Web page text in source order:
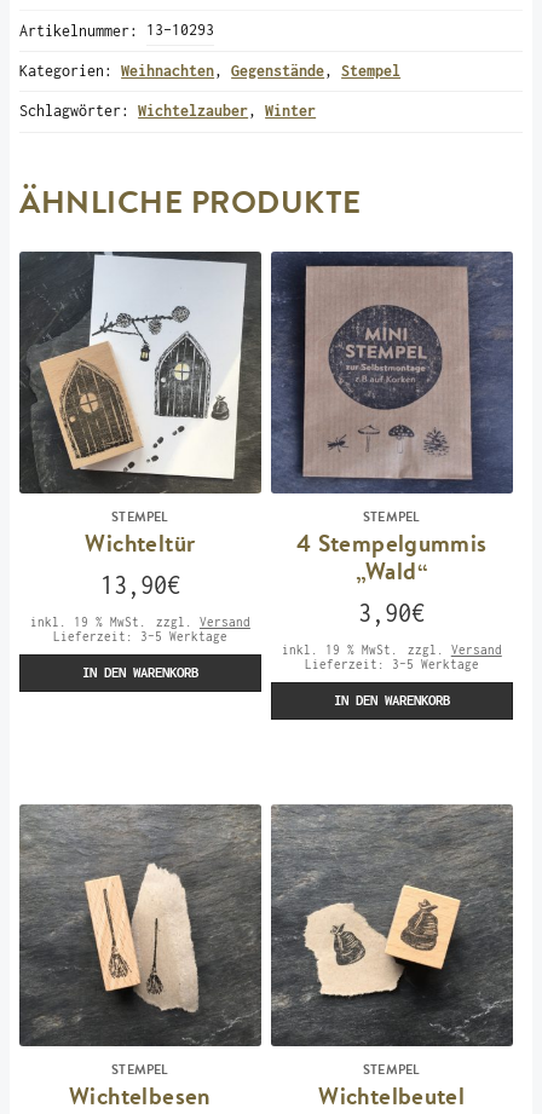
Artikelnummer: 13-10293
Kategorien:Weihnachten,Gegenstände,Stempel
Schlagwörter:Wichtelzauber,Winter
ÄHNLICHE PRODUKTE
STEMPEL
Wichteltür
13,90€
inkl. 19 % MwSt. zzgl. Versand
Lieferzeit: 3-5 Werktage
IN DEN WARENKORB
STEMPEL
4 Stempelgummis
„Wald“
3,90€
inkl. 19 % MwSt. zzgl. Versand
Lieferzeit:
3-5 Werktage
IN DEN WARENKORB
STEMPEL
Wichtelbesen
STEMPEL
Wichtelbeutel